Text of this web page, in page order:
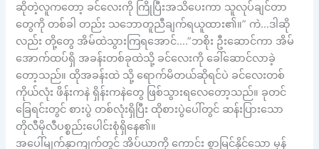
ဆိုတဲ့လူကတော့ ခင်လေးကို ကြိုပြီးအသိပေးကာ သူလုပ်ချင်တာ
တွေကို တစ်ခါ တည်း သဘောတူညီချက်ရယူထား၏။” ကဲ…ဒါဆို
လည်း တို့တွေ အိမ်ထဲသွားကြရအောင်….”ဘစိုး ဦးဆောင်ကာ အိမ်
အောက်ထပ်ရှိ အခန်းတစ်ခုထဲသို့ ခင်လေးကို ခေါ်ဆောင်လာခဲ့
တော့သည်။ ထိုအခန်းထဲ သို့ ရောက်မိတယ်ဆိုရင်ပဲ ခင်လေးတစ်
ကိုယ်လုံး ဖိန်းကနဲ ရှိန်းကနဲတွေ ဖြစ်သွားရလေတော့သည်။ ခုတင်
ခြေရင်းတွင် စားပွဲ တစ်လုံးရှိပြီး ထိုစားပွဲပေါ်တွင် ဆန်းပြားသော
တိုလီမိုလီပစ္စည်းပေါင်းစုံရှိနေ၏။
အပေါ်မျက်နှာကျက်တွင် အိပ်ယာကို ကောင်း စွာမြင်နိုင်သော မှန်